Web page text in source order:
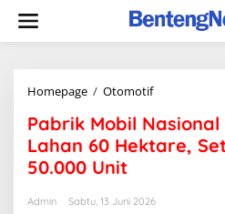
content
Homepage / OtomotifPabrik
Nasional
Prabowo
Pakai
Hektare,
Pabrik Mobil
Lahan 60 Hektare,
50.000 Unit
Admin Sabtu, 13 Juni 2026